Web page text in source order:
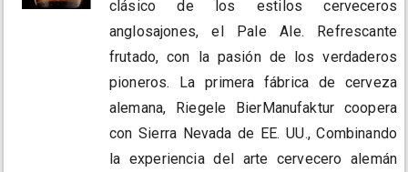
clásico de los estilos cerveceros
anglosajones, el Pale Ale. Refrescante
frutado, con la pasión de los verdaderos
pioneros. La primera fábrica de cerveza
alemana, Riegele BierManufaktur coopera
con Sierra Nevada de EE. UU., Combinando
la experiencia del arte cervecero alemán